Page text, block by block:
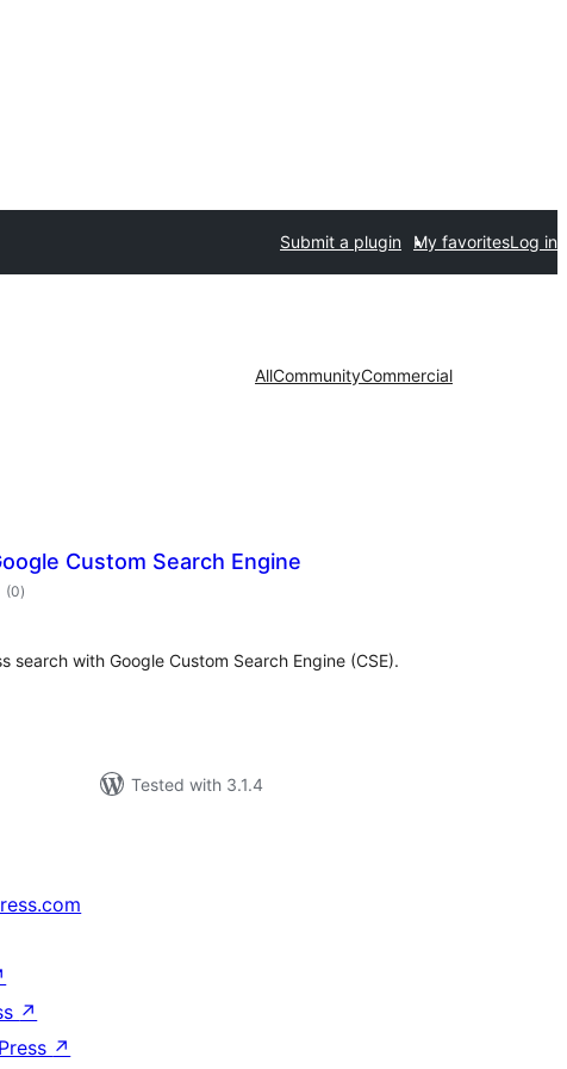
Submit a plugin My favoritesLog in
AllCommunityCommercial
Custom Search Engine
(0total
ratings
)
search with Google Custom Search Engine (CSE).
Tested with 3.1.4
↗
↗